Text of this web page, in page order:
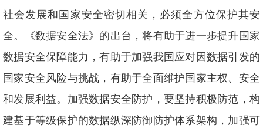
社会发展和国家安全密切相关，必须全方位保护其安
全。《数据安全法》的出台，将有助于进一步提升国家
数据安全保障能力，有助于加强我国应对因数据引发的
国家安全风险与挑战，有助于全面维护国家主权、安全
和发展利益。加强数据安全防护，要坚持积极防范，构
建基于等级保护的数据纵深防御防护体系架构，加强可